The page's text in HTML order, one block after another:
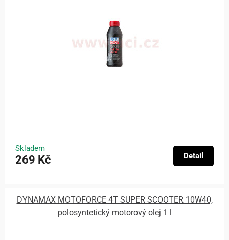
Skladem
269 Kč Detail
DYNAMAX MOTOFORCE 4T SUPER SCOOTER 10W40,
polosyntetický motorový olej 1 l